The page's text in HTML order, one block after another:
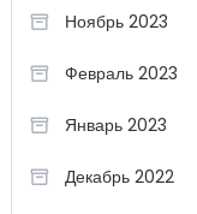
Ноябрь 2023
Февраль 2023
Январь 2023
Декабрь 2022